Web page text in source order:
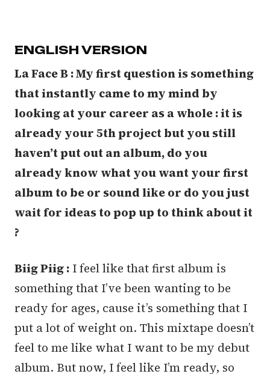
ENGLISH VERSION
La Face B : My first question is something
that instantly came to my mind by
looking at your career as a whole : it is
already your 5th project but you still
haven’t put out an album, do you
already know what you want your first
album to be or sound like or do you just
wait for ideas to pop up to think about it
?
Biig Piig : I feel like that first album is
something that I’ve been wanting to be
ready for ages, cause it’s something that I
put a lot of weight on. This mixtape doesn’t
feel to me like what I want to be my debut
album. But now, I feel like I’m ready, so